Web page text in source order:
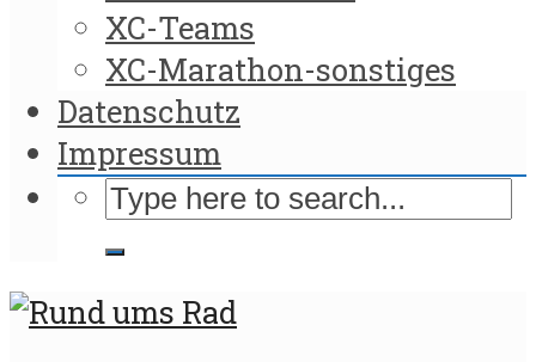
XC-Teams
XC-Marathon-sonstiges
Datenschutz
Impressum